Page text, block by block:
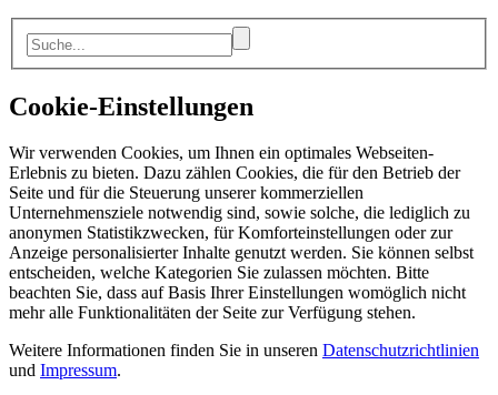
Cookie-Einstellungen
Wir verwenden Cookies, um Ihnen ein optimales Webseiten-
Erlebnis zu bieten. Dazu zählen Cookies, die für den Betrieb der
Seite und für die Steuerung unserer kommerziellen
Unternehmensziele notwendig sind, sowie solche, die lediglich zu
anonymen Statistikzwecken, für Komforteinstellungen oder zur
Anzeige personalisierter Inhalte genutzt werden. Sie können selbst
entscheiden, welche Kategorien Sie zulassen möchten. Bitte
beachten Sie, dass auf Basis Ihrer Einstellungen womöglich nicht
mehr alle Funktionalitäten der Seite zur Verfügung stehen.
Weitere Informationen finden Sie in unseren Datenschutzrichtlinien
und Impressum.